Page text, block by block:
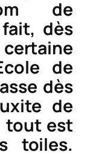
de
dès
de
dès
de
tout est
toiles.